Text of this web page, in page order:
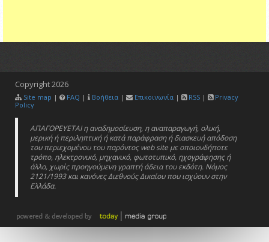
Copyright2026
Site map | FAQ | Βοήθεια | Επικοινωνία | RSS |
Privacy
Policy
ΑΠΑΓΟΡΕΥΕΤΑΙ η αναδημοσίευση, η αναπαραγωγή, ολική,
μερική ή περιληπτική ή κατά παράφραση ή διασκευή απόδοση
του περιεχομένου του παρόντος web site με οποιονδήποτε
τρόπο, ηλεκτρονικό, μηχανικό, φωτοτυπικό, ηχογράφησης ή
άλλο, χωρίς προηγούμενη γραπτή άδεια του εκδότη. Νόμος
2121/1993 και κανόνες Διεθνούς Δικαίου που ισχύουν στην
Ελλάδα.